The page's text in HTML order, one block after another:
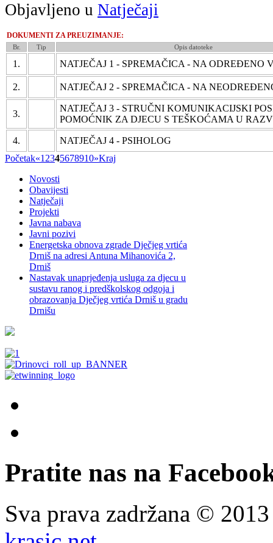
Objavljeno u Natječaji
DOKUMENTI ZA PREUZIMANJE:
Br. Tip Opis datoteke
1. NATJEČAJ 1 - SPREMAČICA - NA ODREĐENO
2. NATJEČAJ 2 - SPREMAČICA - NA
3.
NATJEČAJ 3 - STRUČNI KOMUNIKACIJSKI
POMOĆNIK ZA DJECU S TEŠKOĆAMA U
4.
NATJEČAJ 4 - PSIHOLOG
Početak«1 2345678910»Kraj
Novosti
Obavijesti
Natječaji
Projekti
Javna nabava
Javni pozivi
Energetska obnova zgrade Dječjeg vrtića
Drniš na adresi Antuna Mihanovića 2,
Drniš
Nastavak unaprjeđenja usluga za djecu u
sustavu ranog i predškolskog odgoja i
obrazovanja Dječjeg vrtića Drniš u gradu
Drnišu
Pratite nas na
Sva prava zadržana ©